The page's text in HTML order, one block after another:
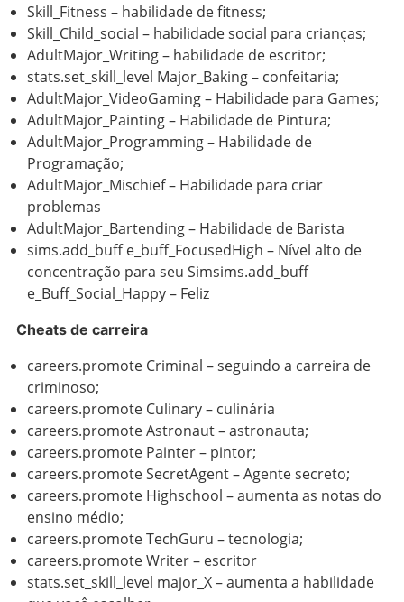
Skill_Fitness – habilidade de fitness;
Skill_Child_social – habilidade social para crianças;
AdultMajor_Writing – habilidade de escritor;
stats.set_skill_level Major_Baking – confeitaria;
AdultMajor_VideoGaming – Habilidade para Games;
AdultMajor_Painting – Habilidade de Pintura;
AdultMajor_Programming – Habilidade de
Programação;
AdultMajor_Mischief – Habilidade para criar
problemas
AdultMajor_Bartending – Habilidade de Barista
sims.add_buff e_buff_FocusedHigh – Nível alto de
concentração para seu Simsims.add_buff
e_Buff_Social_Happy – Feliz
Cheats de carreira
careers.promote Criminal – seguindo a carreira de
criminoso;
careers.promote Culinary – culinária
careers.promote Astronaut – astronauta;
careers.promote Painter – pintor;
careers.promote SecretAgent – Agente secreto;
careers.promote Highschool – aumenta as notas do
ensino médio;
careers.promote TechGuru – tecnologia;
careers.promote Writer – escritor
stats.set_skill_level major_X – aumenta a habilidade